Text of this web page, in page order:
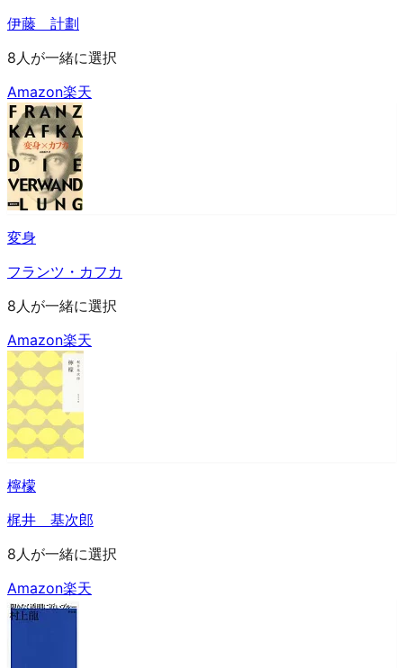
伊藤 計劃
8人が一緒に選択
Amazon楽天
変身
フランツ・カフカ
8人が一緒に選択
Amazon楽天
檸檬
梶井 基次郎
8人が一緒に選択
Amazon楽天